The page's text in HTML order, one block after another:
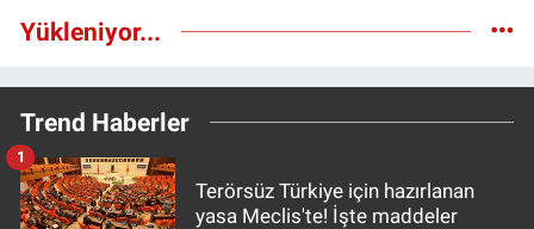
Yükleniyor...
Trend Haberler
Terörsüz Türkiye için hazırlanan
yasa Meclis'te! İşte maddeler
1